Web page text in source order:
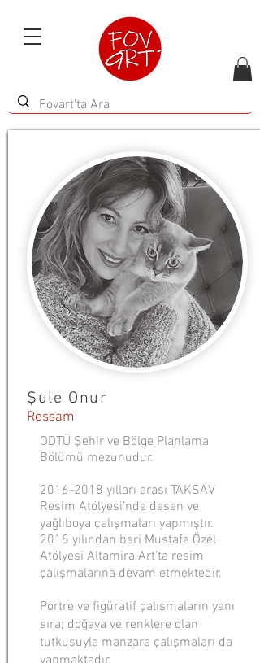
Şule Onur
Ressam
ODTÜ Şehir ve Bölge Planlama
Bölümü mezunudur.
2016-2018 yılları arası TAKSAV
Resim Atölyesi’nde desen ve
yağlıboya çalışmaları yapmıştır.
2018 yılından beri Mustafa Özel
Atölyesi Altamira Art’ta resim
çalışmalarına devam etmektedir.
Portre ve figüratif çalışmaların yanı
sıra; doğaya ve renklere olan
tutkusuyla manzara çalışmaları da